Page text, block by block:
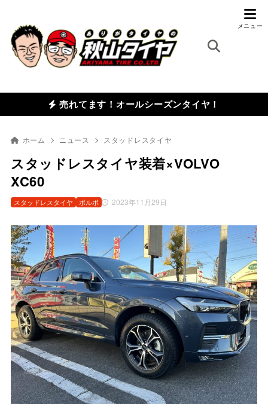
売れてます！オールシーズンタイヤ！
ホーム ニュース スタッドレスタイヤ
スタッドレスタイヤ装着×VOLVO
XC60
2023年11月29日
スタッドレスタイヤ ボルボ